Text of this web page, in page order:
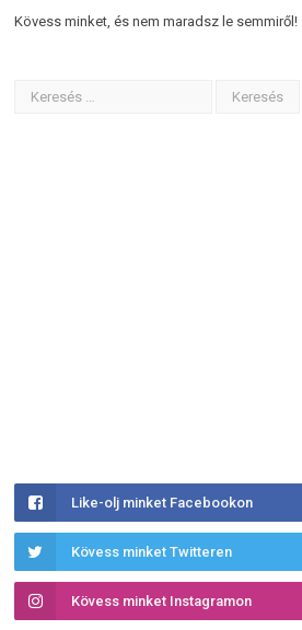
Kövess minket, és nem maradsz le semmiről!
Like-olj minket Facebookon
Kövess minket Twitteren
Kövess minket Instagramon